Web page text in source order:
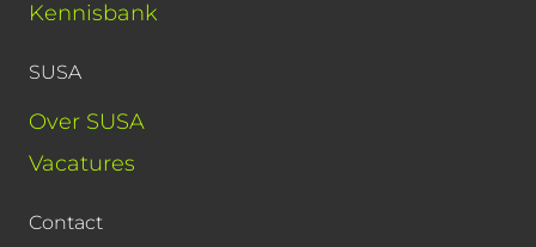
Kennisbank
SUSA
Over SUSA
Vacatures
Contact